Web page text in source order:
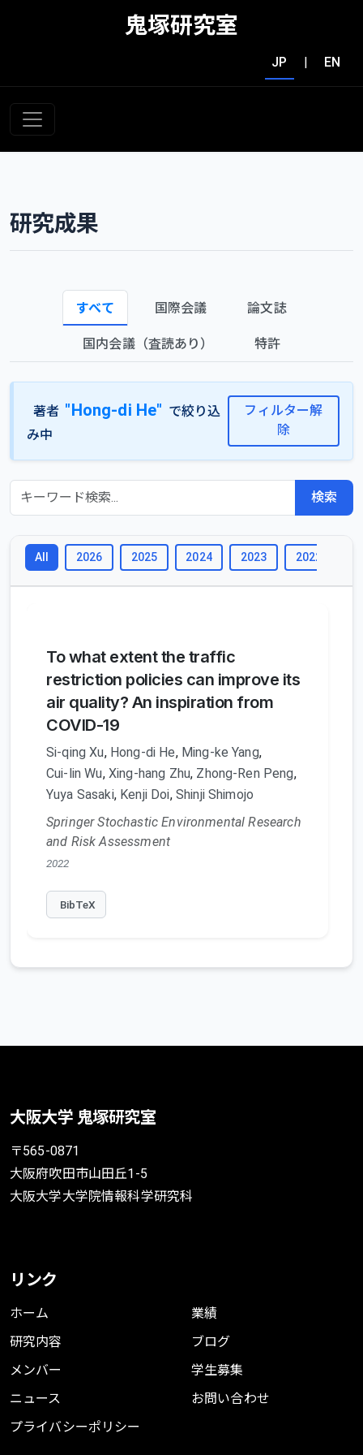
鬼塚研究室
JP | EN
研究成果
すべて 国際会議 論文誌
国内会議（査読あり） 特許
著者 "Hong-di He" で絞り込
み中
フィルター解
除
検索
All 2026 2025 2024 2023 2022
To what extent the traffic
restriction policies can improve its
air quality? An inspiration from
COVID-19
Si-qing Xu, Hong-di He, Ming-ke Yang,
Cui-lin Wu, Xing-hang Zhu, Zhong-Ren Peng,
Yuya Sasaki, Kenji Doi, Shinji Shimojo
Springer Stochastic Environmental Research
and Risk Assessment
2022
BibTeX
大阪大学 鬼塚研究室
〒565-0871
大阪府吹田市山田丘1-5
大阪大学大学院情報科学研究科
リンク
ホーム
研究内容
メンバー
ニュース
プライバシーポリシー
業績
ブログ
学生募集
お問い合わせ